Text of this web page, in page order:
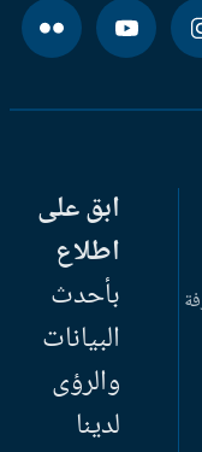
ابق على
اطلاع
بأحدث
البيانات
والرؤى
لدينا